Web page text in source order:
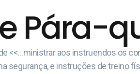
Pára-
<<…ministrar aos instruendos os
segurança, e instruções de treino